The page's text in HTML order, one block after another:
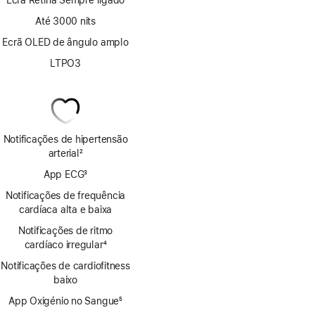
Até 3000 nits
Ecrã OLED de ângulo amplo
LTPO3
Notificações de hipertensão
arterial
rodapé
2
App ECG
de
rodapé
3
Notificações de frequência
cardíaca alta e baixa
Notificações de ritmo
cardíaco irregular
de
4
Notificações de cardiofitness
baixo
App Oxigénio no Sangue5